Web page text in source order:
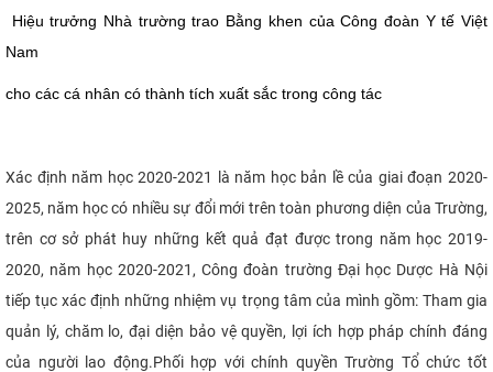
Hiệu trưởng Nhà trường trao Bằng khen của Công đoàn Y tế Việt
Nam
cho các cá nhân có thành tích xuất sắc trong công tác
Xác định năm học 2020-2021 là năm học bản lề của giai đoạn 2020-
2025, năm học có nhiều sự đổi mới trên toàn phương diện của Trường,
trên cơ sở phát huy những kết quả đạt được trong năm học 2019-
2020, năm học 2020-2021, Công đoàn trường Đại học Dược Hà Nội
tiếp tục xác định những nhiệm vụ trọng tâm của mình gồm: Tham gia
quản lý, chăm lo, đại diện bảo vệ quyền, lợi ích hợp pháp chính đáng
của người lao động.Phối hợp với chính quyền Trường Tổ chức tốt